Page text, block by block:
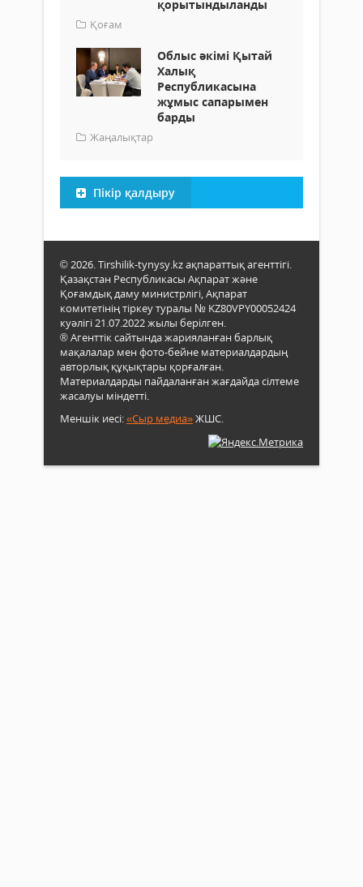
қорытындыланды
Қоғам
Облыс әкімі Қытай
Халық
Республикасына
жұмыс сапарымен
барды
Жаңалықтар
Пікір қалдыру
© 2026. Tirshilik-tynysy.kz ақпараттық агенттігі.
Қазақстан Республикасы Ақпарат және
Қоғамдық даму министрлігі, Ақпарат
комитетінің тіркеу туралы № KZ80VPY00052424
куәлігі 21.07.2022 жылы берілген.
® Агенттік сайтында жарияланған барлық
мақалалар мен фото-бейне материалдардың
авторлық құқықтары қорғалған.
Материалдарды пайдаланған жағдайда сілтеме
жасалуы міндетті.
Меншік иесі:«Сыр медиа»ЖШС.